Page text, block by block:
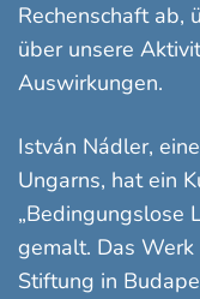
Rechenschaft ab,
über unsere
Auswirkungen.
István Nádler,
Ungarns, hat ein
„Bedingungslose
gemalt. Das
Stiftung in